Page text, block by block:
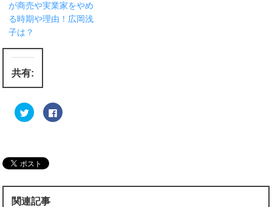
が商売や実業家をやめ
る時期や理由！広岡浅
子は？
共有:
ク
リ
w
i
e
r
で
F
a
す
関連記事